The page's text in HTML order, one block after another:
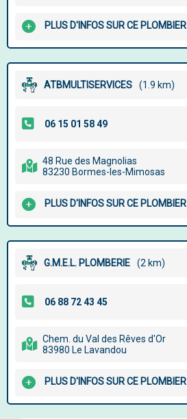
PLUS D'INFOS SUR CE PLOMBIER
ATBMULTISERVICES (1.9 km)
48 Rue des Magnolias
83230 Bormes-les-Mimosas
PLUS D'INFOS SUR CE PLOMBIER
G.M.E.L. PLOMBERIE (2 km)
Chem. du Val des Rêves d'Or
83980 Le Lavandou
PLUS D'INFOS SUR CE PLOMBIER